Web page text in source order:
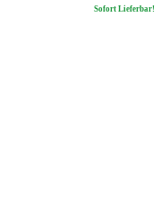
Sofort Lieferbar!
Sofort Lieferbar!
Sofort Lieferbar!
Sofort Lieferbar!